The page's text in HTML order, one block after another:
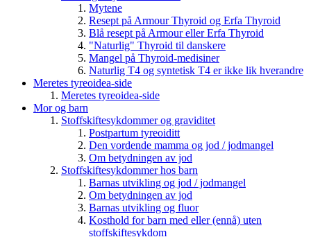
Mytene
Resept på Armour Thyroid og Erfa Thyroid
Blå resept på Armour eller Erfa Thyroid
"Naturlig" Thyroid til danskere
Mangel på Thyroid-medisiner
Naturlig T4 og syntetisk T4 er ikke lik hverandre
Meretes tyreoidea-side
Meretes tyreoidea-side
Mor og barn
Stoffskiftesykdommer og graviditet
Postpartum tyreoiditt
Den vordende mamma og jod / jodmangel
Om betydningen av jod
Stoffskiftesykdommer hos barn
Barnas utvikling og jod / jodmangel
Om betydningen av jod
Barnas utvikling og fluor
Kosthold for barn med eller (ennå) uten
stoffskiftesykdom